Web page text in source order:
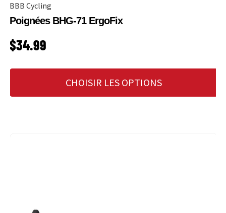
BBB Cycling
Poignées BHG-71 ErgoFix
PRIX HABITUEL
$34.99
CHOISIR LES OPTIONS